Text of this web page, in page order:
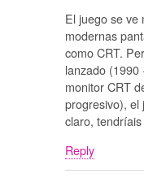
El juego se ve
modernas
como CRT.
lanzado (1990
monitor CRT
progresivo), el
claro,
Reply